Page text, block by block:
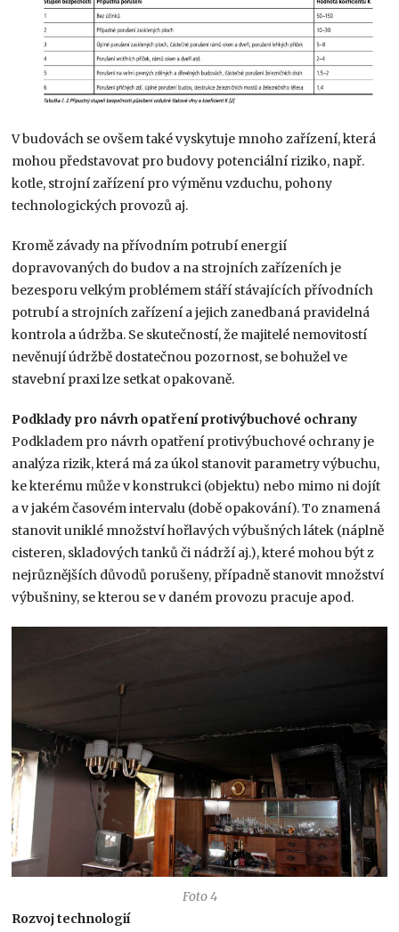
V budovách se ovšem také vyskytuje mnoho zařízení, která
mohou představovat pro budovy potenciální riziko, např.
kotle, strojní zařízení pro výměnu vzduchu, pohony
technologických provozů aj.
Kromě závady na přívodním potrubí energií
dopravovaných do budov a na strojních zařízeních je
bezesporu velkým problémem stáří stávajících přívodních
potrubí a strojních zařízení a jejich zanedbaná pravidelná
kontrola a údržba. Se skutečností, že majitelé nemovitostí
nevěnují údržbě dostatečnou pozornost, se bohužel ve
stavební praxi lze setkat opakovaně.
Podklady pro návrh opatření protivýbuchové ochrany
Podkladem pro návrh opatření protivýbuchové ochrany je
analýza rizik, která má za úkol stanovit parametry výbuchu,
ke kterému může v konstrukci (objektu) nebo mimo ni dojít
a v jakém časovém intervalu (době opakování). To znamená
stanovit uniklé množství hořlavých výbušných látek (náplně
cisteren, skladových tanků či nádrží aj.), které mohou být z
nejrůznějších důvodů porušeny, případně stanovit množství
výbušniny, se kterou se v daném provozu pracuje apod.
Foto 4
Rozvoj technologií